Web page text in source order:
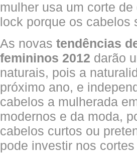
mulher usa um corte
lock porque os
As novas tendências
femininos 2012 darão
naturais, pois a
próximo ano, e
cabelos a mulherada
modernos e da moda,
cabelos curtos ou
pode investir nos